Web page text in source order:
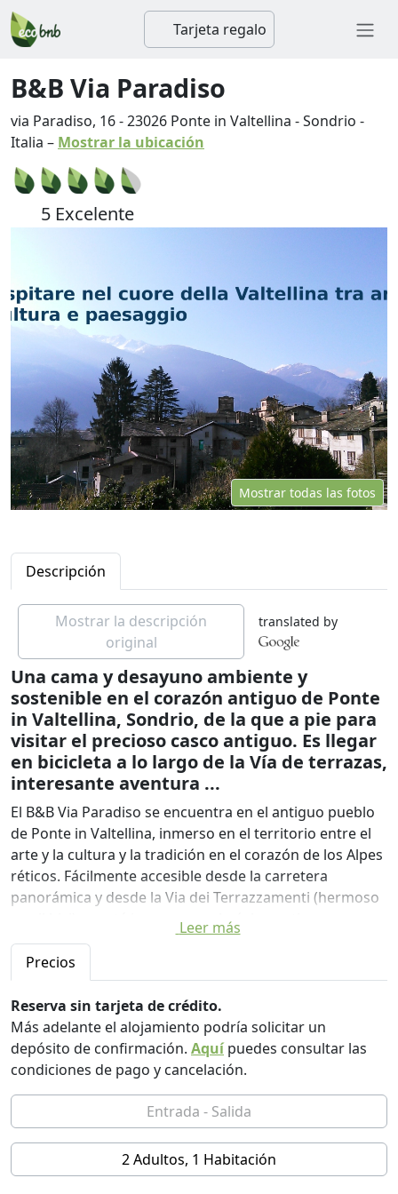
Tarjeta regalo
B&B Via Paradiso
via Paradiso, 16-23026 Ponte in Valtellina -Sondrio -
Italia – Mostrar la ubicación
5 Excelente
Mostrar todas las fotos
Descripción
Mostrar la descripción
original
translated by
Una cama y desayuno ambiente y
sostenible en el corazón antiguo de Ponte
in Valtellina, Sondrio, de la que a pie para
visitar el precioso casco antiguo. Es llegar
en bicicleta a lo largo de la Vía de terrazas,
interesante aventura ...
El B&B Via Paradiso se encuentra en el antiguo pueblo
de Ponte in Valtellina, inmerso en el territorio entre el
arte y la cultura y la tradición en el corazón de los Alpes
réticos. Fácilmente accesible desde la carretera
panorámica y desde la Via dei Terrazzamenti (hermoso
carril bici) ya está inmerso en el núcleo antiguo, es
posible visitar toda la ciudad a pie. En julio es el punto
de referencia de AmbriaJazz, un festival de música
contemporánea de apreciado valor ( ).
Las habitaciones todas con baño están ubicadas en el
ático recién reformado, cada una de ellas está dedicada
a un escritor-viajero del que encontrarás algunos
textos esparcidos sobre los muebles ligeramente retro
encuentra la sala de desayunos con un gran ventanal
sobre los tejados de pizarra y la sierra de Orobic al
frente. La gran terraza está equipada con tumbonas y
mesas donde podrá relajarse bajo el sol y disfrutar del
Leer más
Precios
Reserva sin tarjeta de crédito.
Más adelante el alojamiento podría solicitar un
depósito de confirmación. Aquípuedes consultar las
condiciones de pago y cancelación.
2 Adultos, 1 Habitación